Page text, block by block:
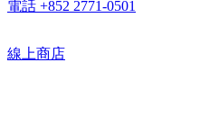
電話 +852 2771-0501
線上商店